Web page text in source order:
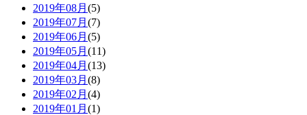
2019年08月 (5)
2019年07月 (7)
2019年06月 (5)
2019年05月 (11)
2019年04月 (13)
2019年03月 (8)
2019年02月 (4)
2019年01月 (1)